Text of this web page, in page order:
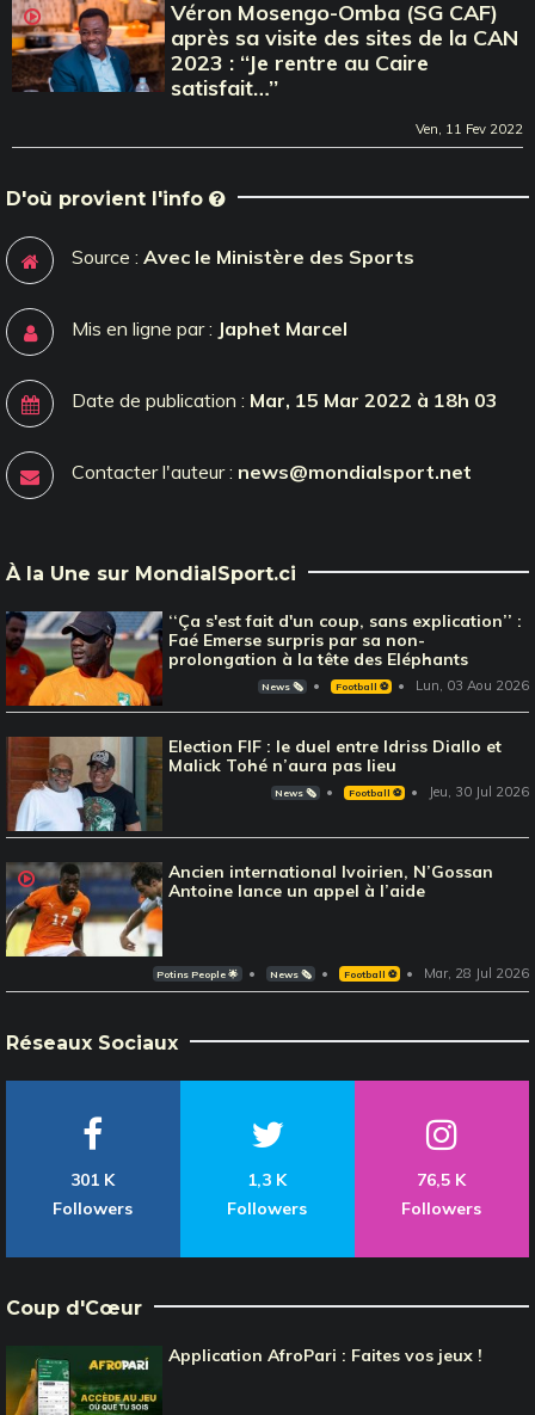
Véron Mosengo-Omba (SG CAF)
après sa visite des sites de la CAN
2023 : ‘‘Je rentre au Caire
satisfait…’’
Ven, 11 Fev 2022
D'où provient l'info
Source : Avec le Ministère des Sports
Mis en ligne par : Japhet Marcel
Date de publication : Mar, 15 Mar 2022 à 18h 03
Contacter l'auteur : news@mondialsport.net
À la Une sur MondialSport.ci
‘‘Ça s'est fait d'un coup, sans explication’’ :
Faé Emerse surpris par sa non-
prolongation à la tête des Eléphants
News 🗞️ Football ⚽️ Lun, 03 Aou 2026
Election FIF : le duel entre Idriss Diallo et
Malick Tohé n’aura pas lieu
News 🗞️ Football ⚽️ Jeu, 30 Jul 2026
Ancien international Ivoirien, N’Gossan
Antoine lance un appel à l’aide
Potins People 🌟 News 🗞️ Football ⚽️ Mar, 28 Jul 2026
Réseaux Sociaux
301 K
Followers
1,3 K
Followers
76,5 K
Followers
Coup d'Cœur
Application AfroPari : Faites vos jeux !